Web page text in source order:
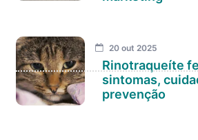
20 out 2025
Rinotraqueíte
sintomas,
prevenção